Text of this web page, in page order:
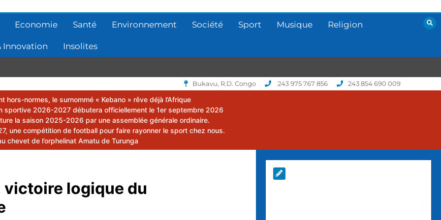
Economie Santé Environnement Société Sport Musique Religion
Innovation Insolites
Bukavu, R.D. Congo 243 975 767 856 243 854 690 009
hors-normes, le surnommé « Kebano » rêve déjà l’Afrique
sportive 2026-2027 débutera officiellement le 1er septembre 2026
la saison 2025-2026 par une assemblée générale ordinaire.
une compétition de football pour faire rayonner le sport chez nous.
chevet de l’orphelinat Amatu de Turunga
logique du